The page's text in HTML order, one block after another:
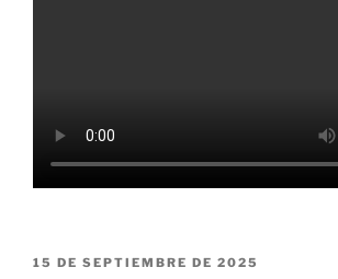
15 DE SEPTIEMBRE DE 2025